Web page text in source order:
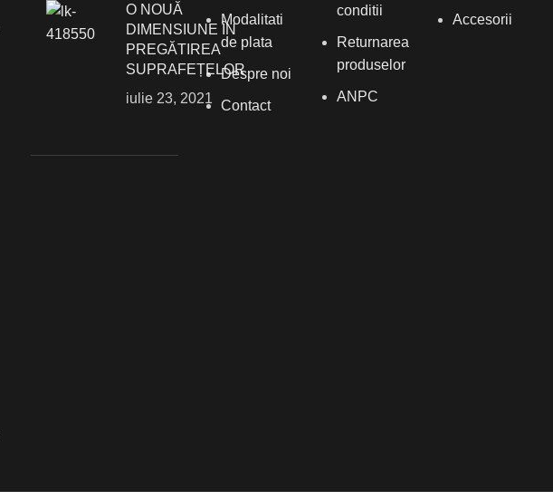
О NOUĂ
DIMENSIUNE ÎN
PREGĂTIREA
SUPRAFEȚELOR
iulie 23, 2021
Modalitati
de plata
Despre noi
Contact
conditii
Returnarea
produselor
ANPC
Accesorii